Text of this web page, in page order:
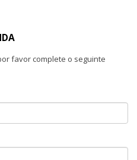
favor complete o seguinte